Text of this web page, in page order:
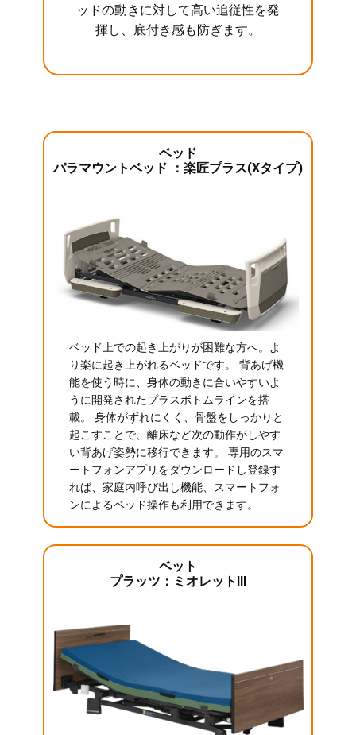
ッドの動きに対して高い追従性を発
揮し、底付き感も防ぎます。
ベッド
パラマウントベッド ：楽匠プラス(Xタイプ)
ベッド上での起き上がりが困難な方へ。よ
り楽に起き上がれるベッドです。 背あげ機
能を使う時に、身体の動きに合いやすいよ
うに開発されたプラスボトムラインを搭
載。 身体がずれにくく、骨盤をしっかりと
起こすことで、離床など次の動作がしやす
い背あげ姿勢に移行できます。 専用のスマ
ートフォンアプリをダウンロードし登録す
れば、家庭内呼び出し機能、スマートフォ
ンによるベッド操作も利用できます。
ベット
プラッツ：ミオレットIII